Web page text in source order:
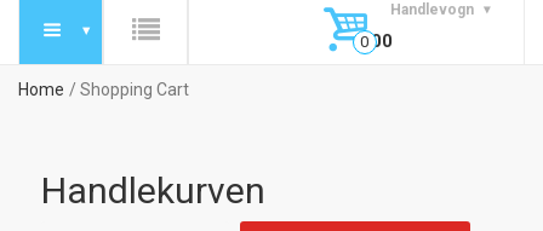
Handlevogn
0,00
Home Shopping Cart
Handlekurven